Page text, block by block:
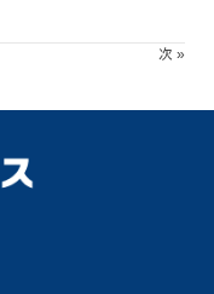
次 »